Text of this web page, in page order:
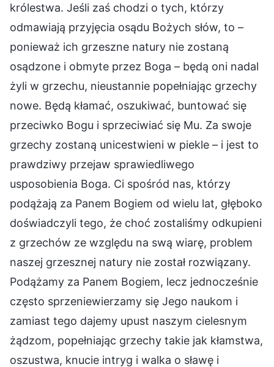
królestwa. Jeśli zaś chodzi o tych, którzy
odmawiają przyjęcia osądu Bożych słów, to –
ponieważ ich grzeszne natury nie zostaną
osądzone i obmyte przez Boga – będą oni nadal
żyli w grzechu, nieustannie popełniając grzechy
nowe. Będą kłamać, oszukiwać, buntować się
przeciwko Bogu i sprzeciwiać się Mu. Za swoje
grzechy zostaną unicestwieni w piekle – i jest to
prawdziwy przejaw sprawiedliwego
usposobienia Boga. Ci spośród nas, którzy
podążają za Panem Bogiem od wielu lat, głęboko
doświadczyli tego, że choć zostaliśmy odkupieni
z grzechów ze względu na swą wiarę, problem
naszej grzesznej natury nie został rozwiązany.
Podążamy za Panem Bogiem, lecz jednocześnie
często sprzeniewierzamy się Jego naukom i
zamiast tego dajemy upust naszym cielesnym
żądzom, popełniając grzechy takie jak kłamstwa,
oszustwa, knucie intryg i walka o sławę i